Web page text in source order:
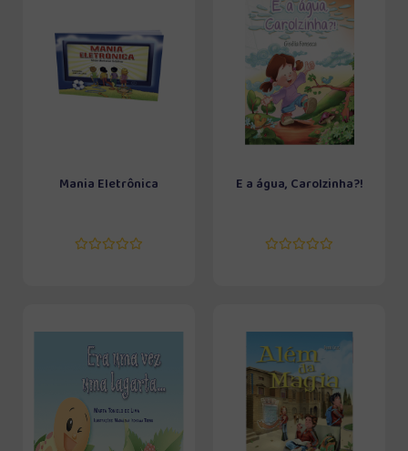
Mania Eletrônica E a água, Carolzinha?!